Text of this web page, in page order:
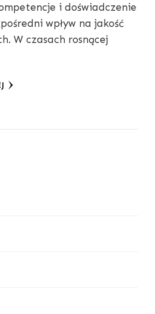
i doświadczenie
wpływ na jakość
W czasach rosnącej